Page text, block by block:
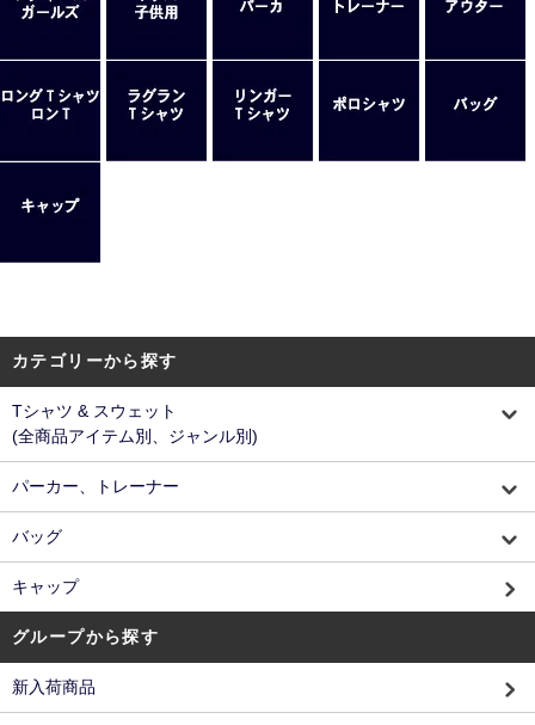
カテゴリーから探す
Tシャツ & スウェット
(全商品アイテム別、ジャンル別)
パーカー、トレーナー
バッグ
キャップ
グループから探す
新入荷商品